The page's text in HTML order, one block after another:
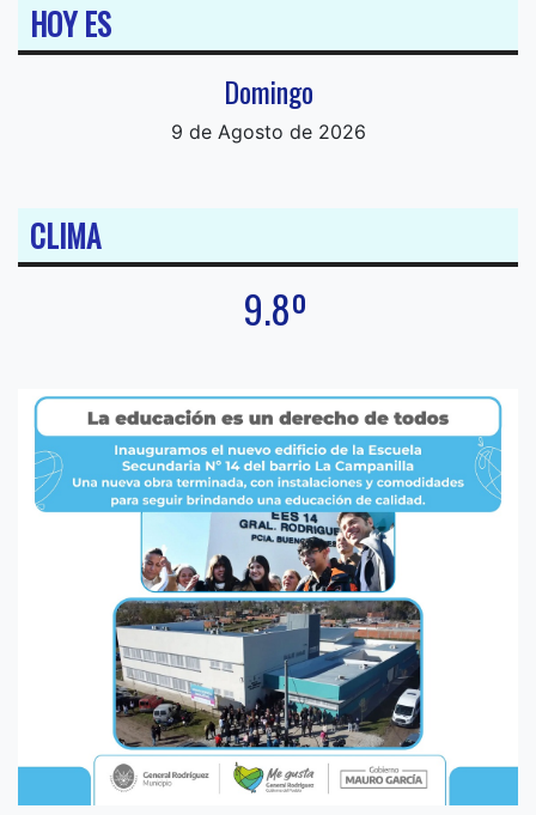
HOY ES
Domingo
9 de Agosto de 2026
CLIMA
9.8º